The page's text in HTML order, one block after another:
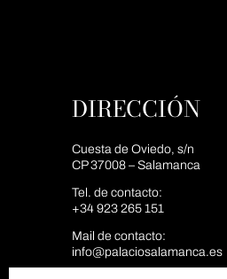
DIRECCIÓN
Cuesta de Oviedo, s/n
CP 37008 – Salamanca
Tel. de contacto:
+34 923 265 151
Mail de contacto:
info@palaciosalamanca.es